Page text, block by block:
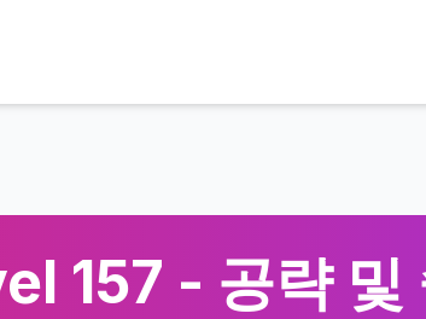
157 - 공략 및